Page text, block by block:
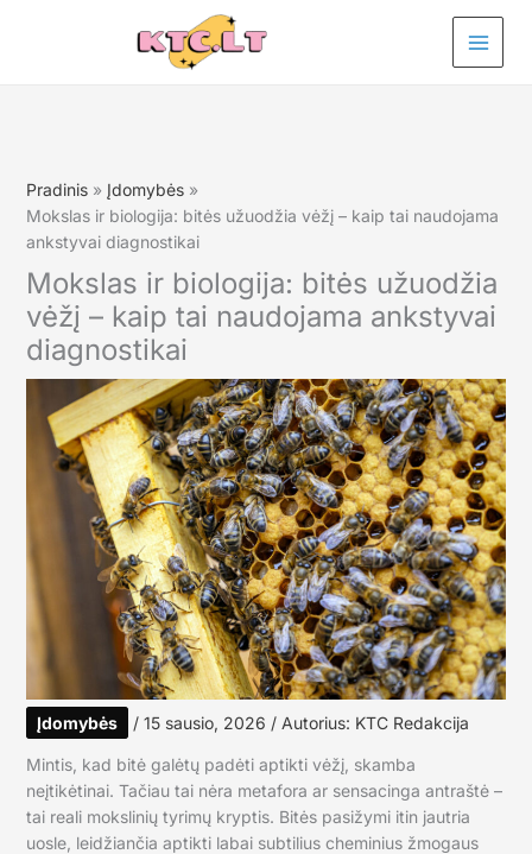
Pradinis
Įdomybės
Mokslas ir biologija: bitės užuodžia vėžį – kaip tai naudojama
ankstyvai diagnostikai
Mokslas ir biologija: bitės užuodžia
vėžį – kaip tai naudojama ankstyvai
diagnostikai
Įdomybės / 15 sausio, 2026 / Autorius: KTC Redakcija
Mintis, kad bitė galėtų padėti aptikti vėžį, skamba
neįtikėtinai. Tačiau tai nėra metafora ar sensacinga antraštė –
tai reali mokslinių tyrimų kryptis. Bitės pasižymi itin jautria
uosle, leidžiančia aptikti labai subtilius cheminius žmogaus